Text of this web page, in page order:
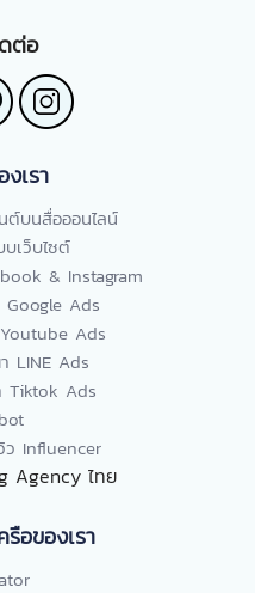
ต่อ
เรา
ต์บนสื่อออนไลน์
เว็บไซต์
& Instagram
Ads
Ads
LINE Ads
Tiktok Ads
ว Influencer
Agency ไทย
อของเรา